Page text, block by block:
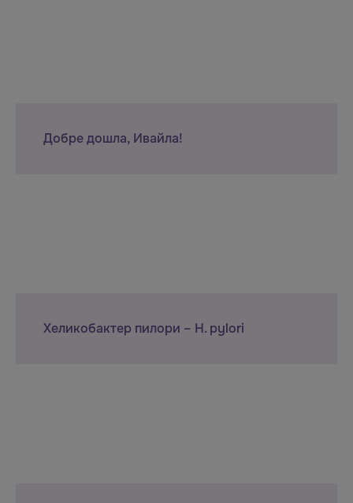
Добре дошла, Ивайла!
Хеликобактер пилори – H. pylori